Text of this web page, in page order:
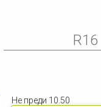
R16
Не преди 10.50